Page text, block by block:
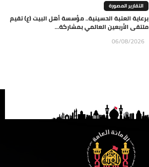
التقارير المصورة
برعاية العتبة الحسينية.. مؤسسة أهل البيت (ع) تقيم
ملتقى الأربعين العالمي بمشاركة...
06/08/2026